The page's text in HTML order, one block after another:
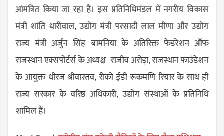
आंमत्रित किया जा रहा है। इस प्रतिनिधिमंडल में नगरीय विकास
मंत्री शांति धारीवाल, उद्योग मंत्री परसादी लाल मीणा और उद्योग
राज्य मंत्री अर्जुन सिंह बामनिया के अतिरिक्त फेडरेशन ऑफ
राजस्थान एक्सपोर्टर्स के अध्यक्ष राजीव अरोड़ा, राजस्थान फाउंडेशन
के आयुक्त धीरज श्रीवास्तव, रीको ईडी रूकमणि रियार के साथ ही
राज्य सरकार के वरिष्ठ अधिकारी, उद्योग संस्थाओं के प्रतिनिधि
शामिल हैं।